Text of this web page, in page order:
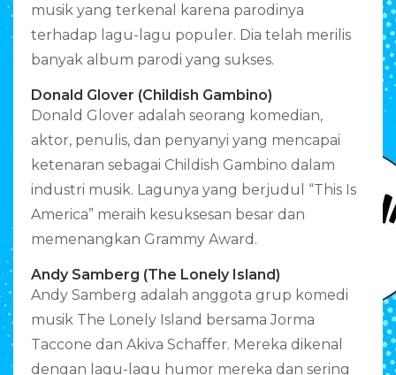
musik yang terkenal karena parodinya
terhadap lagu-lagu populer. Dia telah merilis
banyak album parodi yang sukses.
Donald Glover (Childish Gambino)
Donald Glover adalah seorang komedian,
aktor, penulis, dan penyanyi yang mencapai
ketenaran sebagai Childish Gambino dalam
industri musik. Lagunya yang berjudul “This Is
America” meraih kesuksesan besar dan
memenangkan Grammy Award.
Andy Samberg (The Lonely Island)
Andy Samberg adalah anggota grup komedi
musik The Lonely Island bersama Jorma
Taccone dan Akiva Schaffer. Mereka dikenal
dengan lagu-lagu humor mereka dan sering